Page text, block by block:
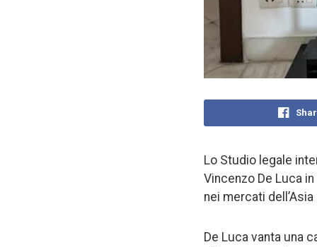
Lo Studio legale
Vincenzo De Luca
nei mercati
De Luca vanta una